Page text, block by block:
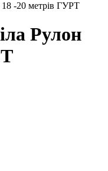
18 -20 метрів ГУРТ
Рулон